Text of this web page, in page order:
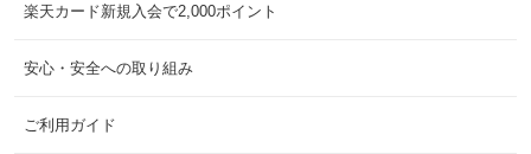
楽天カード新規入会で2,000ポイント
安心・安全への取り組み
ご利用ガイド